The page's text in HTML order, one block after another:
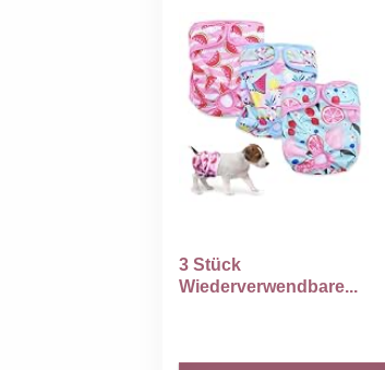
3 Stück
Wiederverwendbare...